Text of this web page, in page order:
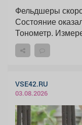
Фельдшеры
Состояние
Тонометр.
VSE42.RU
03.08.2026